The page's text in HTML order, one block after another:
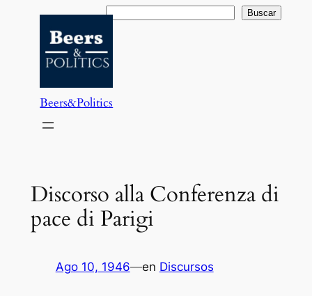
contenido
Buscar Buscar
Beers&Politics
Discorso alla Conferenza di
pace di Parigi
Ago 10, 1946—en Discursos